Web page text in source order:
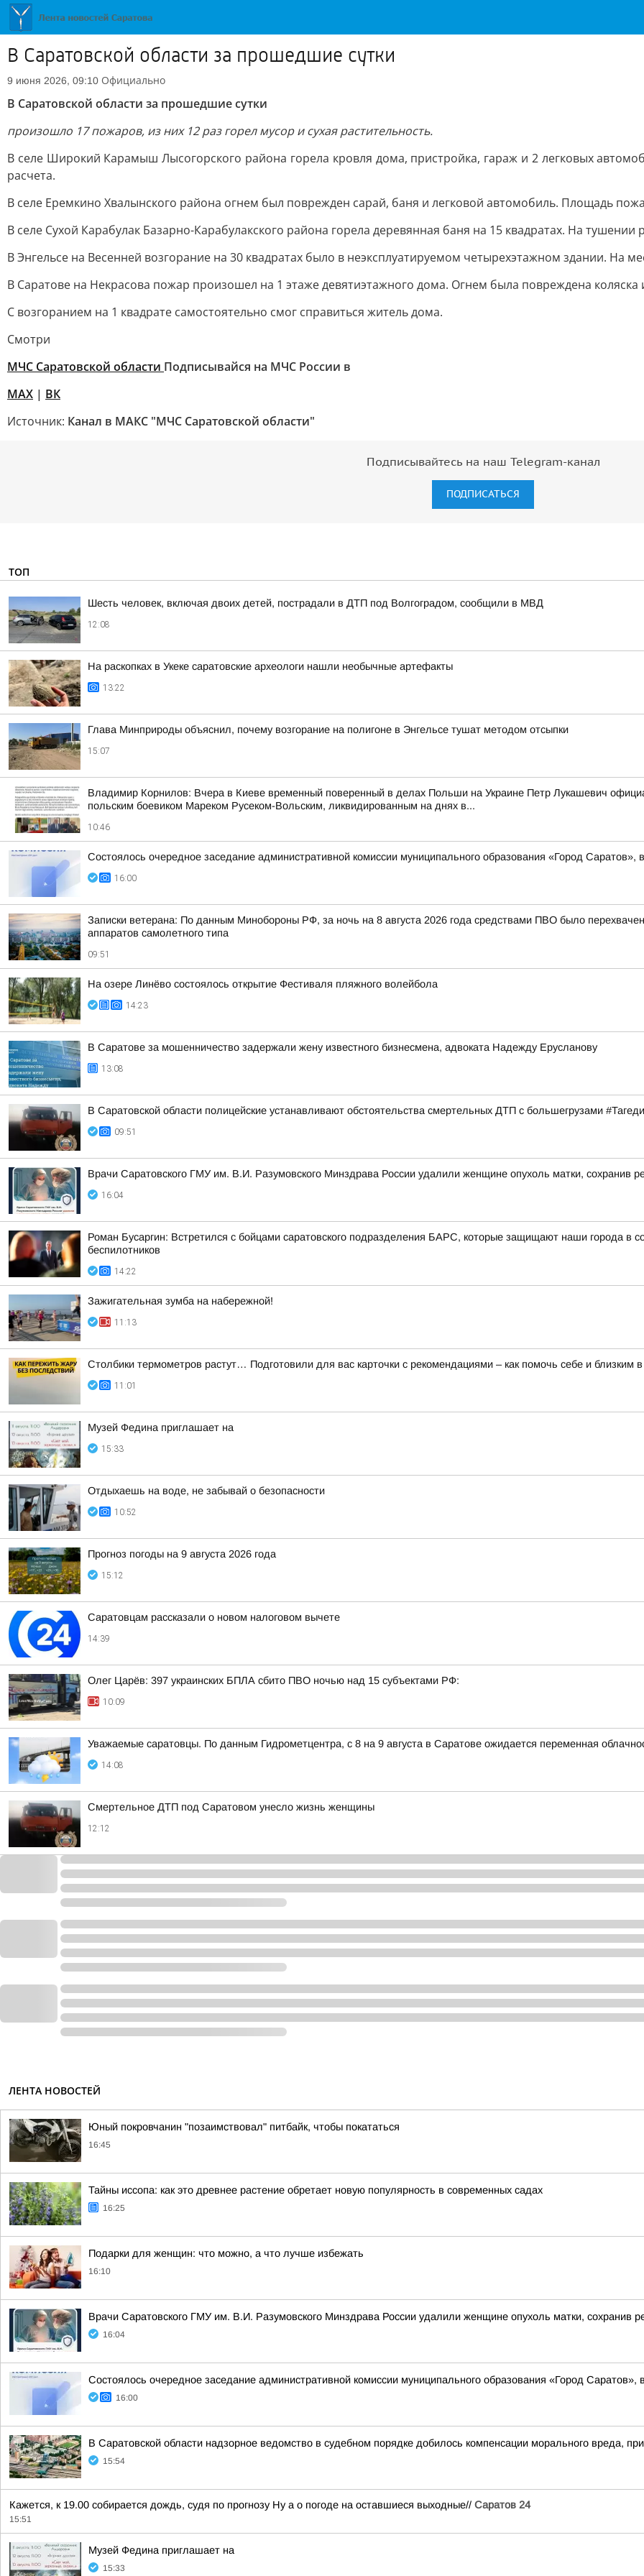
В Саратовской области за прошедшие сутки
9 июня 2026, 09:10 Официально
В Саратовской области за прошедшие сутки
произошло 17 пожаров, из них 12 раз горел мусор и сухая растительность.
В селе Широкий Карамыш Лысогорского района горела кровля дома, пристройка, гараж и 2 легковых
расчета.
В селе Еремкино Хвалынского района огнем был поврежден сарай, баня и легковой автомобиль. Площадь
В селе Сухой Карабулак Базарно-Карабулакского района горела деревянная баня на 15 квадратах. На
В Энгельсе на Весенней возгорание на 30 квадратах было в неэксплуатируемом четырехэтажном здании. На
В Саратове на Некрасова пожар произошел на 1 этаже девятиэтажного дома. Огнем была повреждена коляска
С возгоранием на 1 квадрате самостоятельно смог справиться житель дома.
Смотри
МЧС Саратовской области Подписывайся на МЧС России в
МАХ | ВК
Источник: Канал в МАКС "МЧС Саратовской области"
Подписывайтесь на наш Telegram-канал
ПОДПИСАТЬСЯ
ТОП
Шесть человек, включая двоих детей, пострадали в ДТП под Волгоградом, сообщили в МВД
12:08
На раскопках в Укеке саратовские археологи нашли необычные артефакты
13:22
Глава Минприроды объяснил, почему возгорание на полигоне в Энгельсе тушат методом отсыпки
15:07
Владимир Корнилов: Вчера в Киеве временный поверенный в делах Польши на Украине Петр Лукашевич
польским боевиком Мареком Русеком-Вольским, ликвидированным на днях в...
10:46
Состоялось очередное заседание административной комиссии муниципального образования «Город Саратов»,
16:00
Записки ветерана: По данным Минобороны РФ, за ночь на 8 августа 2026 года средствами ПВО было
аппаратов самолетного типа
09:51
На озере Линёво состоялось открытие Фестиваля пляжного волейбола
14:23
В Саратове за мошенничество задержали жену известного бизнесмена, адвоката Надежду Ерусланову
13:08
В Саратовской области полицейские устанавливают обстоятельства смертельных ДТП с большегрузами
09:51
Врачи Саратовского ГМУ им. В.И. Разумовского Минздрава России удалили женщине опухоль матки, сохранив
16:04
Роман Бусаргин: Встретился с бойцами саратовского подразделения БАРС, которые защищают наши города в
беспилотников
14:22
Зажигательная зумба на набережной!
11:13
Столбики термометров растут… Подготовили для вас карточки с рекомендациями – как помочь себе и близким
11:01
Музей Федина приглашает на
15:33
Отдыхаешь на воде, не забывай о безопасности
10:52
Прогноз погоды на 9 августа 2026 года
15:12
Саратовцам рассказали о новом налоговом вычете
14:39
Олег Царёв: 397 украинских БПЛА сбито ПВО ночью над 15 субъектами РФ:
10:09
Уважаемые саратовцы. По данным Гидрометцентра, с 8 на 9 августа в Саратове ожидается переменная
14:08
Смертельное ДТП под Саратовом унесло жизнь женщины
12:12
ЛЕНТА НОВОСТЕЙ
Юный покровчанин "позаимствовал" питбайк, чтобы покататься
16:45
Тайны иссопа: как это древнее растение обретает новую популярность в современных садах
16:25
Подарки для женщин: что можно, а что лучше избежать
16:10
Врачи Саратовского ГМУ им. В.И. Разумовского Минздрава России удалили женщине опухоль матки, сохранив
16:04
Состоялось очередное заседание административной комиссии муниципального образования «Город Саратов»,
16:00
В Саратовской области надзорное ведомство в судебном порядке добилось компенсации морального вреда,
15:54
Кажется, к 19.00 собирается дождь, судя по прогнозу Ну а о погоде на оставшиеся выходные// Саратов 24
15:51
Музей Федина приглашает на
15:33